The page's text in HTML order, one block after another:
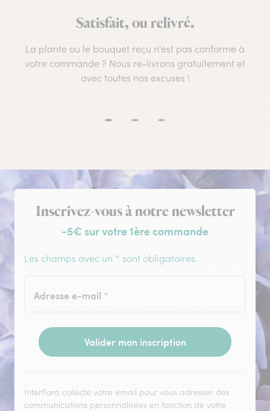
Satisfait, ou relivré.
La plante ou le bouquet reçu n'est pas conforme à
votre commande ? Nous re-livrons gratuitement et
avec toutes nos excuses !
Inscription à la newsletter
Inscrivez-vous à notre newsletter
-5€ sur votre 1ère commande
Les champs avec un * sont obligatoires.
Adresse e-mail *
Valider mon inscription
Interflora collecte votre email pour vous adresser des
communications personnalisées en fonction de votre